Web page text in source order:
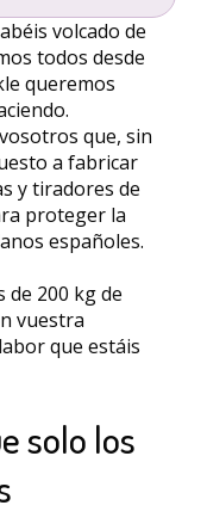
volcado de
todos desde
queremos
que, sin
a fabricar
y tiradores de
proteger la
españoles.
de 200 kg de
vuestra
que estáis
solo los